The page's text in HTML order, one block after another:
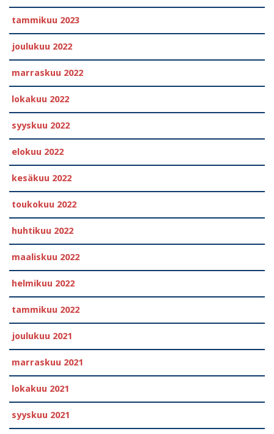
tammikuu 2023
joulukuu 2022
marraskuu 2022
lokakuu 2022
syyskuu 2022
elokuu 2022
kesäkuu 2022
toukokuu 2022
huhtikuu 2022
maaliskuu 2022
helmikuu 2022
tammikuu 2022
joulukuu 2021
marraskuu 2021
lokakuu 2021
syyskuu 2021